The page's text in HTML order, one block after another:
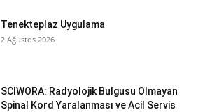
Tenekteplaz Uygulama
2 Ağustos 2026
SCIWORA: Radyolojik Bulgusu Olmayan
Spinal Kord Yaralanması ve Acil Servis